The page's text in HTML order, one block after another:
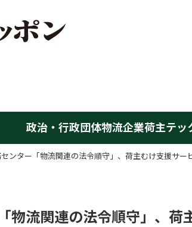
政治・行政団体物流企業荷主テッ
ンター「物流関連の法令順守」、荷主むけ支援サー
物流関連の法令順守」、荷